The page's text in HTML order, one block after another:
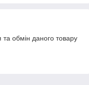
обмін даного товару